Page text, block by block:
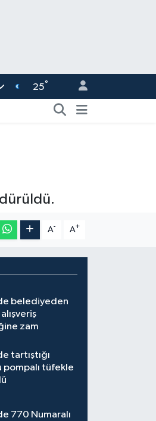
25°
A- A+
belediyeden
zam
tartıştığı
pompalı tüfekle
770 Numaralı